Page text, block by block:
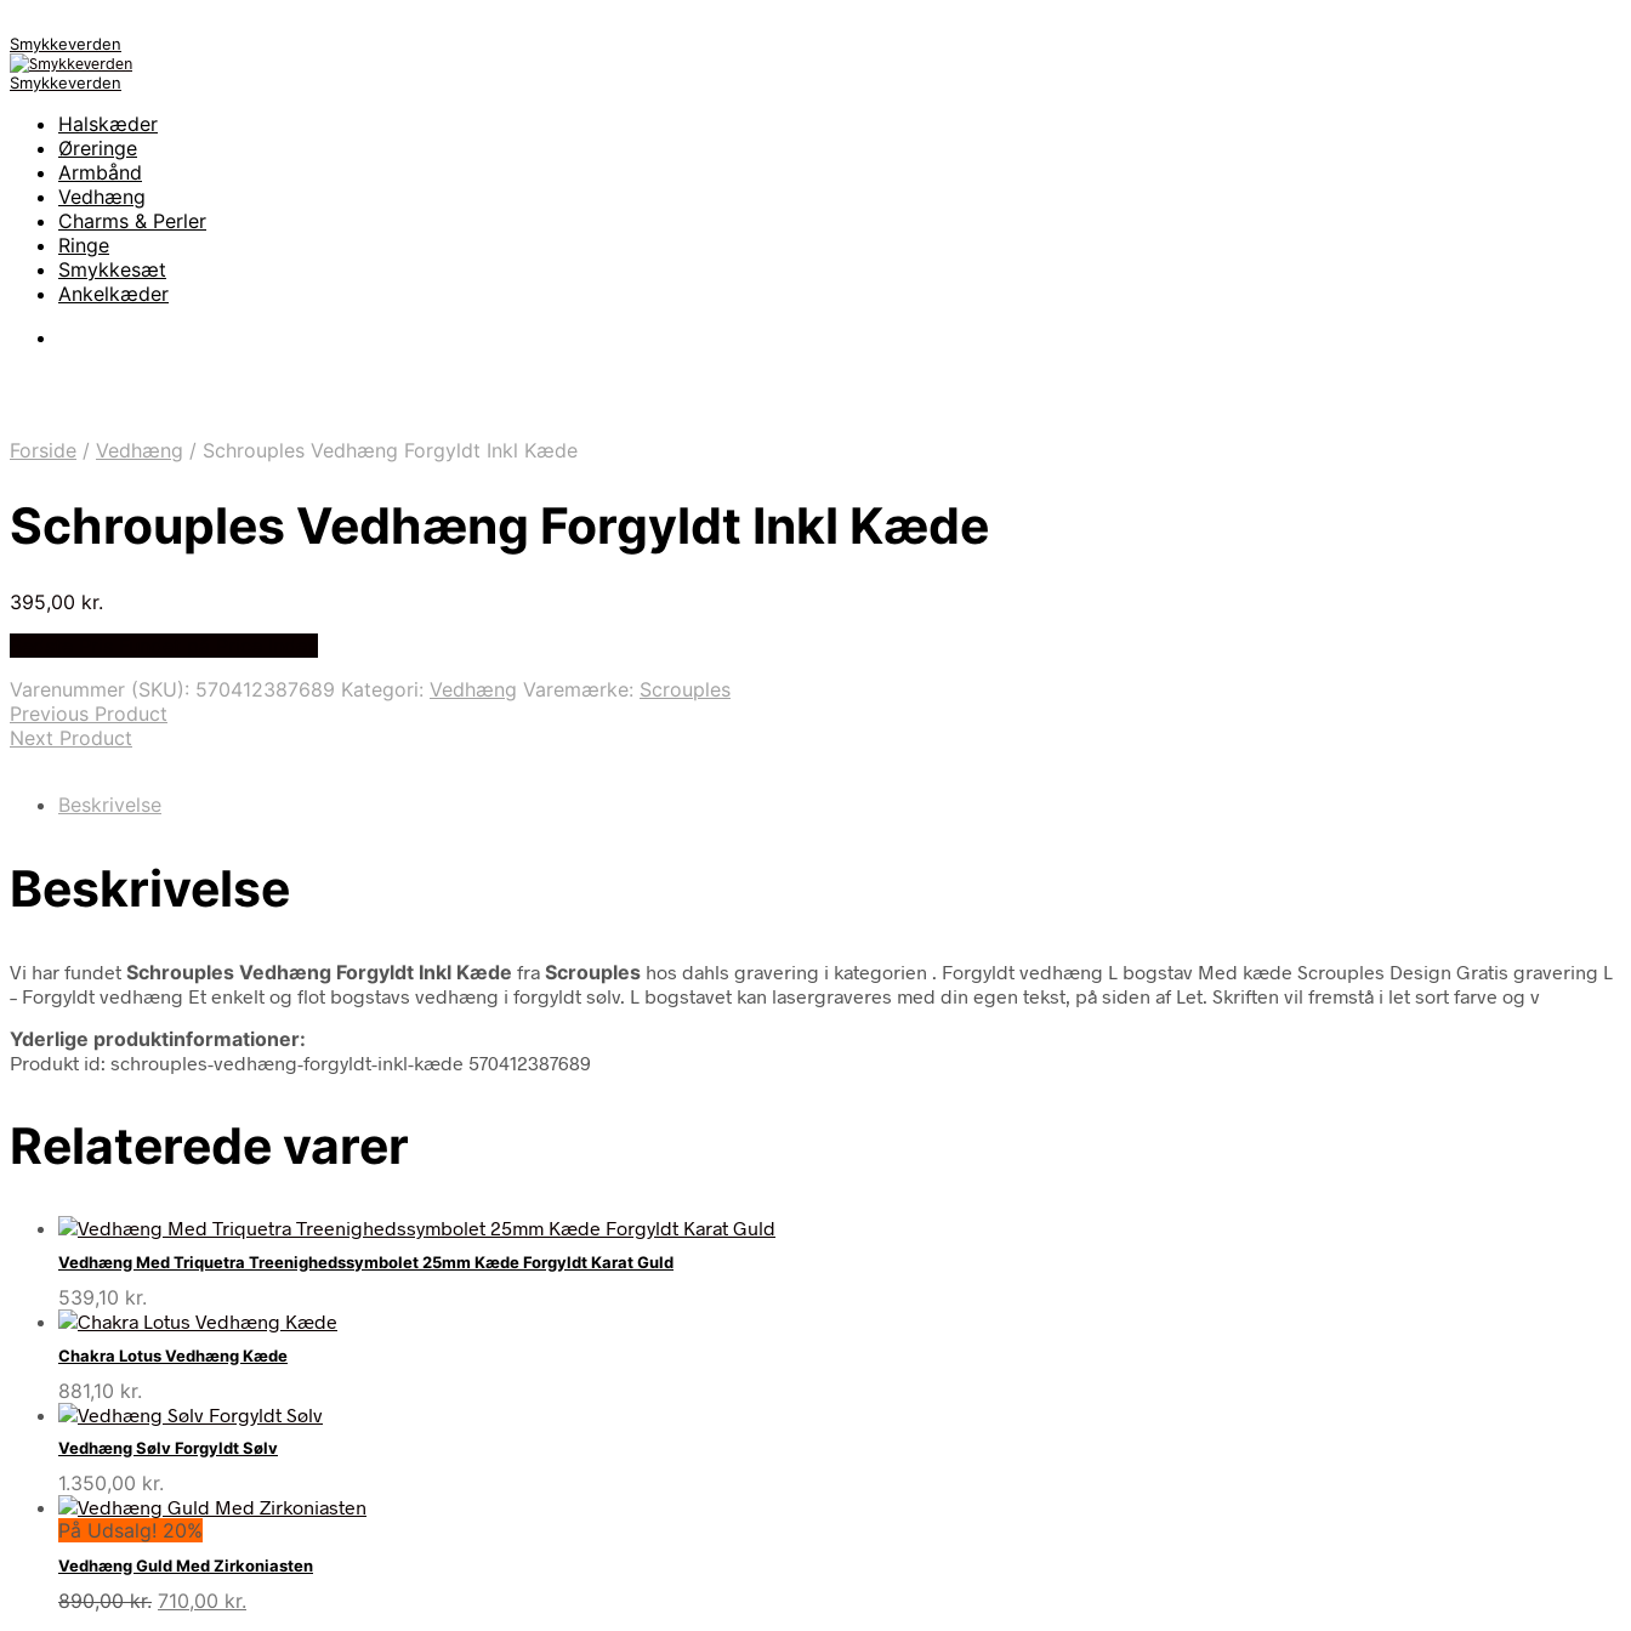
Smykkeverden
Smykkeverden
Halskæder
Øreringe
Armbånd
Vedhæng
Charms & Perler
Ringe
Smykkesæt
Ankelkæder
Forside / Vedhæng / Schrouples Vedhæng Forgyldt Inkl Kæde
Schrouples Vedhæng Forgyldt Inkl Kæde
395,00 kr.
Varenummer (SKU): 570412387689 Kategori: Vedhæng Varemærke: Scrouples
Previous Product
Next Product
Beskrivelse
Beskrivelse
Vi har fundet Schrouples Vedhæng Forgyldt Inkl Kæde fra Scrouples hos dahls gravering i kategorien
. Forgyldt vedhæng L bogstav Med kæde Scrouples Design Gratis gravering L
– Forgyldt vedhæng Et enkelt og flot bogstavs vedhæng i forgyldt sølv. L bogstavet kan lasergraveres med din egen tekst, på siden af Let. Skriften vil fremstå i let sort farve og v
Yderlige produktinformationer:
Produkt id: schrouples-vedhæng-forgyldt-inkl-kæde 570412387689
Relaterede varer
Vedhæng Med Triquetra Treenighedssymbolet 25mm Kæde Forgyldt Karat Guld
539,10 kr.
Chakra Lotus Vedhæng Kæde
881,10 kr.
Vedhæng Sølv Forgyldt Sølv
1.350,00 kr.
På Udsalg! 20%
Vedhæng Guld Med Zirkoniasten
890,00kr. Den
710,00 kr.